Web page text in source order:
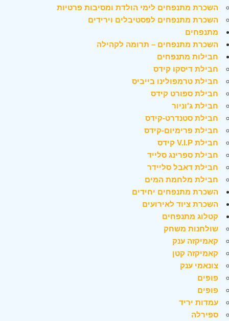
השכרת מתנפחים לימי הולדת ומסיבות פרטיות
השכרת מתנפחים לפסטיבלים וירידים
מתנפחים
השכרת מתנפחים – תרומה לקהילה
חבילות מתנפחים
חבילת דיסקו קידס
חבילת טרמפולינו בייביס
חבילת ספורט קידס
חבילת ג'וניור
חבילת סטנדרט-קידס
חבילת פרימיום-קידס
חבילת V.I.P קידס
חבילת ספרינג סלייד
חבילת דאבל סליידר
חבילת מלחמת המים
השכרת מתנפחים יחידים
השכרת ציוד לאירועים
קטלוג מתנפחים
שולחנות משחק
קאמיקזה ענק
קאמיקזה קטן
צונאמי ענק
פופים
פופים
עמדות יריד
ספירלה